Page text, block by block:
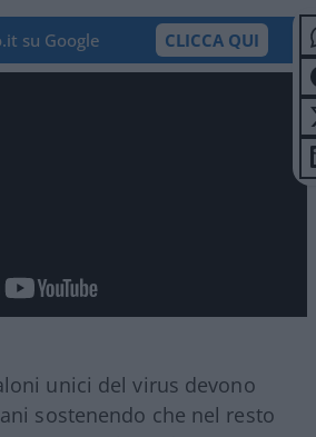
su Google CLICCA QUI
unici del virus devono
sostenendo che nel resto